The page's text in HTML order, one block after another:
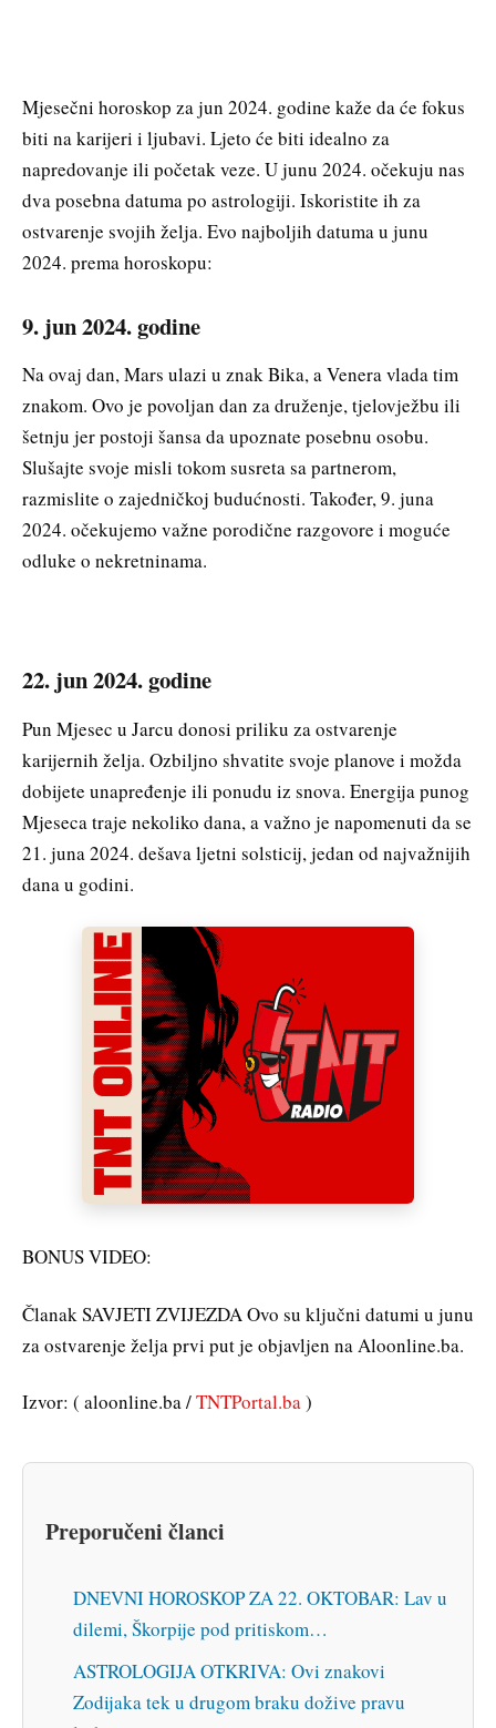
Mjesečni horoskop za jun 2024. godine kaže da će fokus
biti na karijeri i ljubavi. Ljeto će biti idealno za
napredovanje ili početak veze. U junu 2024. očekuju nas
dva posebna datuma po astrologiji. Iskoristite ih za
ostvarenje svojih želja. Evo najboljih datuma u junu
2024. prema horoskopu:
9. jun 2024. godine
Na ovaj dan, Mars ulazi u znak Bika, a Venera vlada tim
znakom. Ovo je povoljan dan za druženje, tjelovježbu ili
šetnju jer postoji šansa da upoznate posebnu osobu.
Slušajte svoje misli tokom susreta sa partnerom,
razmislite o zajedničkoj budućnosti. Također, 9. juna
2024. očekujemo važne porodične razgovore i moguće
odluke o nekretninama.
22. jun 2024. godine
Pun Mjesec u Jarcu donosi priliku za ostvarenje
karijernih želja. Ozbiljno shvatite svoje planove i možda
dobijete unapređenje ili ponudu iz snova. Energija punog
Mjeseca traje nekoliko dana, a važno je napomenuti da se
21. juna 2024. dešava ljetni solsticij, jedan od najvažnijih
dana u godini.
BONUS VIDEO:
Članak SAVJETI ZVIJEZDA Ovo su ključni datumi u junu
za ostvarenje želja prvi put je objavljen na Aloonline.ba.
Izvor: ( aloonline.ba /TNTPortal.ba)
Preporučeni članci
DNEVNI HOROSKOP ZA 22. OKTOBAR: Lav u
dilemi, Škorpije pod pritiskom…
ASTROLOGIJA OTKRIVA: Ovi znakovi
Zodijaka tek u drugom braku dožive pravu